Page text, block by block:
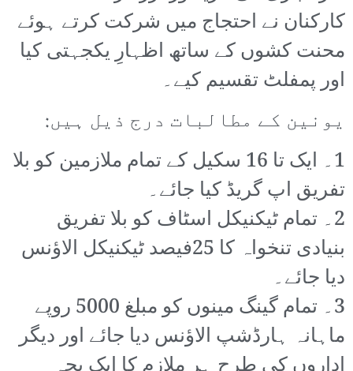
کارکنان نے احتجاج میں شرکت کرتے ہوئے
محنت کشوں کے ساتھ اظہارِ یکجہتی کیا
اور پمفلٹ تقسیم کیے۔
یونین کے مطالبات درج ذیل ہیں:
1۔ ایک تا 16 سکیل کے تمام ملازمین کو بلا
تفریق اپ گریڈ کیا جائے۔
2۔ تمام ٹیکنیکل اسٹاف کو بلا تفریق
بنیادی تنخواہ کا 25فیصد ٹیکنیکل الاؤنس
دیا جائے۔
3۔ تمام گینگ مینوں کو مبلغ 5000 روپے
ماہانہ ہارڈشپ الاؤنس دیا جائے اور دیگر